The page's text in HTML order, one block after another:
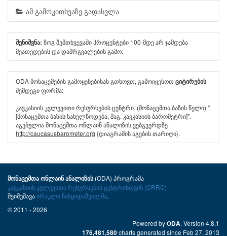
ამ გამოკითხვაზე გადასვლა
შენიშვნა: ზოგ შემთხვევაში პროცენტები 100-მდე არ ჯამდება
მეათედების და დამრგვალების გამო.
ODA მონაცემების გამოყენებისას გთხოვთ, გამოიყენოთ ციტირების
შემდეგი ფორმა:
კავკასიის კვლევითი რესურსების ცენტრი. (მონაცემთა ბაზის წელი) "
[მონაცემთა ბაზის სახელწოდება, მაგ. კავკასიის ბარომეტრი]".
აგებულია მონაცემთა ონლაინ ანალიზის ვებგვერდზე
http://caucasusbarometer.org {დიაგრამის აგების თარიღი}.
მონაცემთა ონლაინ ანალიზის(ODA) პროგრამა
კავკასიის კვლევითი რესურსების ცენტრისთვის (CRRC)
შეიმუშავაირაკლი ნასყიდაშვილმა.
© 2011 - 2026
Powered byODA. Version 4.8.1
176,481,580charts generated since Feb 27, 2013